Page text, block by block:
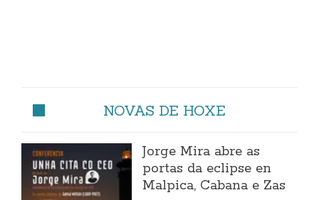
NOVAS DE HOXE
Jorge Mira abre as
portas da eclipse en
Malpica, Cabana e Zas